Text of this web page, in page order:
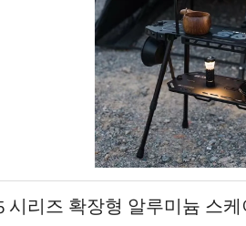
시리즈 확장형 알루미늄 스